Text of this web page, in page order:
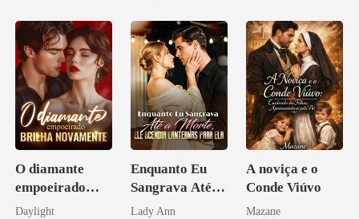
O diamante
empoeirado
brilha
Daylight
Enquanto Eu
Sangrava Até a
Morte, Ele
Lady Ann
A noviça e o
Conde Viúvo
Mazane